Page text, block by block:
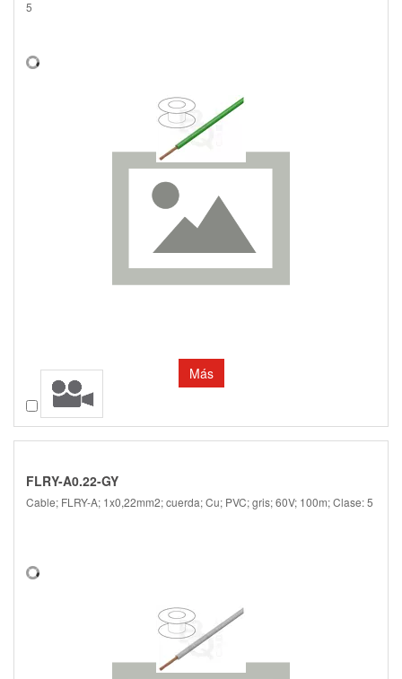
5
Más
Comparar
FLRY-A0.22-GY
Cable; FLRY-A; 1x0,22mm2; cuerda; Cu; PVC; gris; 60V; 100m; Clase: 5